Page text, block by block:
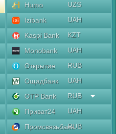
Humo
UZS
Izibank
UAH
Kaspi Bank
KZT
Monobank
UAH
Открытие
RUB
Ощадбанк
UAH
OTP Bank
RUB
Приват24
UAH
ПромсвязьбанкRUB